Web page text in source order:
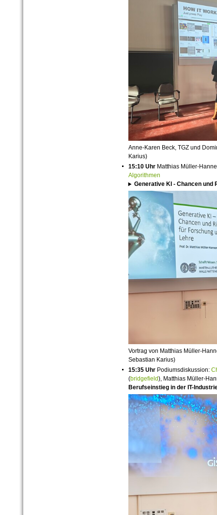
Anne-Karen Beck, TGZ und
Karius)
15:10 UhrMatthias Müller-
Algorithmen
Generative KI - Chancen und
Vortrag von Matthias Müller-
Sebastian Karius)
15:35 UhrPodiumsdiskussion:
(bridgefield), Matthias Müller-
Berufseinstieg in der IT-